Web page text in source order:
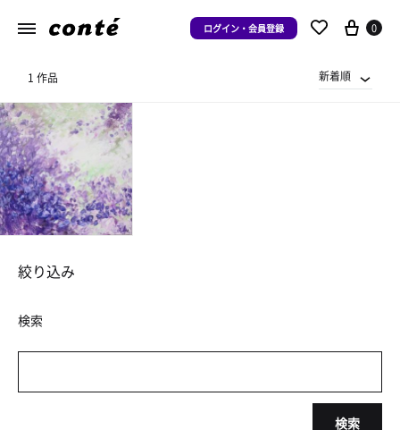
ログイン・会員登録 0
1 作品 新着順
絞り込み
検索
検索